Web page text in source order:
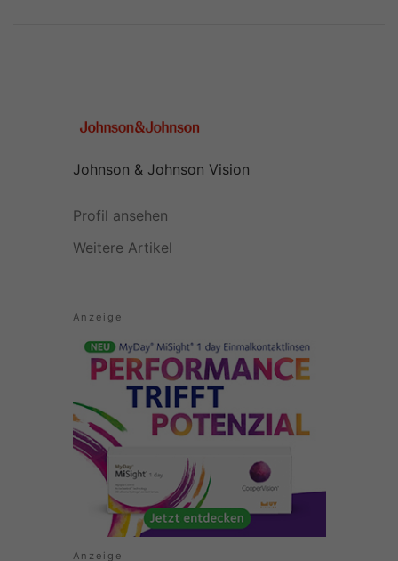
Johnson & Johnson Vision
Profil ansehen
Weitere Artikel